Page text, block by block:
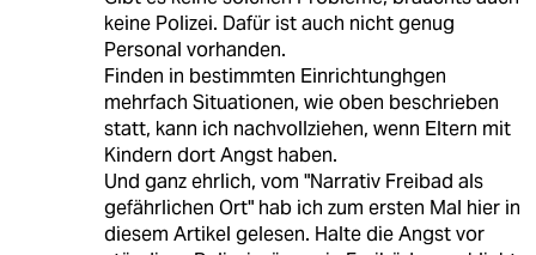
keine Polizei. Dafür ist auch nicht genug
Personal vorhanden.
Finden in bestimmten Einrichtunghgen
mehrfach Situationen, wie oben beschrieben
statt, kann ich nachvollziehen, wenn Eltern mit
Kindern dort Angst haben.
Und ganz ehrlich, vom "Narrativ Freibad als
gefährlichen Ort" hab ich zum ersten Mal hier in
diesem Artikel gelesen. Halte die Angst vor